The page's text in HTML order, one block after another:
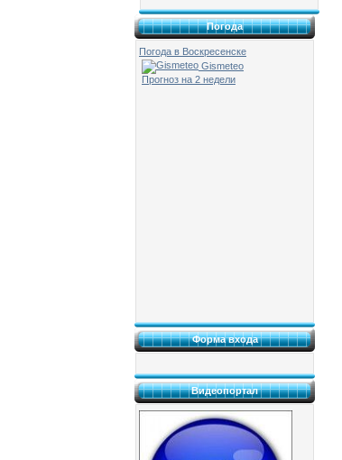
Погода
Погода в Воскресенске
Gismeteo
Прогноз на 2 недели
Форма входа
Видеопортал